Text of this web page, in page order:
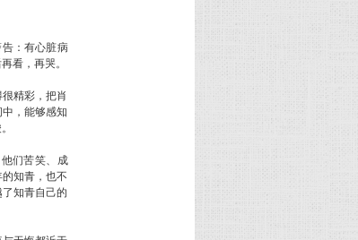
：有心脏病
看，再哭。
精彩，把肖
，能够感知
们苦笑、成
知青，也不
知青自己的